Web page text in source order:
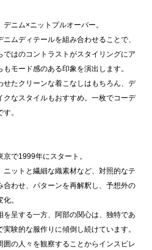
ニム×ニットプルオーバー。
ムディテールを組み合わせることで、
はのコントラストがスタイリングにア
モード感のある印象を演出します。
せたクリーンな着こなしはもちろん、デ
クなスタイルもおすすめ。一枚でコーデ
。
で1999年にスタート。
ットと繊細な織素材など、対照的なテ
合わせ、パターンを再解釈し、予想外の
。
呈する一方、阿部の関心は、独特であ
験的な服作りに傾倒し続けています。
の人々を観察することからインスピレ